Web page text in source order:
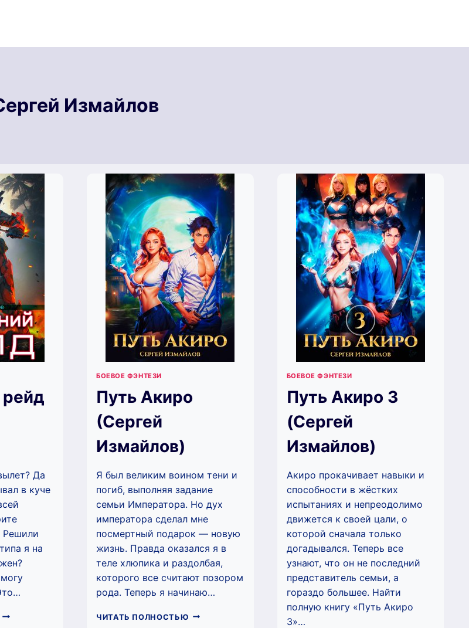
Измайлов
Да
в куче
Решили
я на
ПОСЛЕДНИЙ
БОЕВОЕ ФЭНТЕЗИ
Путь Акиро
(Сергей
Измайлов)
Я был великим воином тени и
погиб, выполняя задание
семьи Императора. Но дух
императора сделал мне
посмертный подарок — новую
жизнь. Правда оказался я в
теле хлюпика и раздолбая,
которого все считают позором
рода. Теперь я начинаю…
ЧИТАТЬ ПОЛНОСТЬЮ ПУТЬ
БОЕВОЕ ФЭНТЕЗИ
Путь Акиро 3
(Сергей
Измайлов)
Акиро прокачивает навыки и
способности в жёстких
испытаниях и непреодолимо
движется к своей цали, о
которой сначала только
догадывался. Теперь все
узнают, что он не последний
представитель семьи, а
гораздо большее. Найти
полную книгу «Путь Акиро
3»…